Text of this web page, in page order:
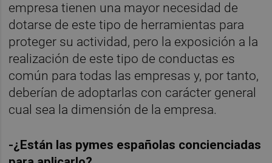
empresa tienen una mayor necesidad de
dotarse de este tipo de herramientas para
proteger su actividad, pero la exposición a la
realización de este tipo de conductas es
común para todas las empresas y, por tanto,
deberían de adoptarlas con carácter general
cual sea la dimensión de la empresa.
-¿Están las pymes españolas concienciadas